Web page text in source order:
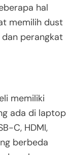
hal
memilih dust
perangkat
memiliki
ada di laptop
C, HDMI,
berbeda